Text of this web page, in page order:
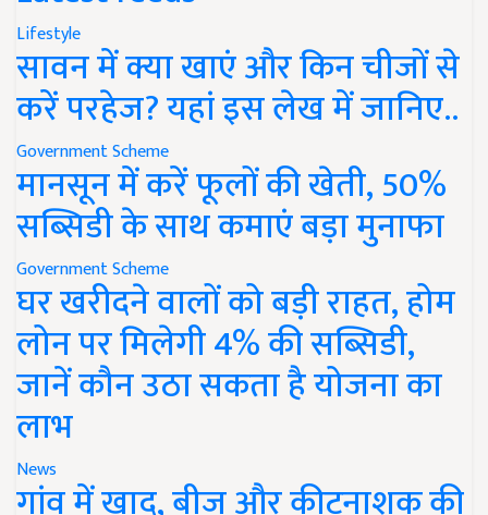
Lifestyle
सावन में क्या खाएं और किन चीजों से
करें परहेज? यहां इस लेख में जानिए..
Government Scheme
मानसून में करें फूलों की खेती, 50%
सब्सिडी के साथ कमाएं बड़ा मुनाफा
Government Scheme
घर खरीदने वालों को बड़ी राहत, होम
लोन पर मिलेगी 4% की सब्सिडी,
जानें कौन उठा सकता है योजना का
लाभ
News